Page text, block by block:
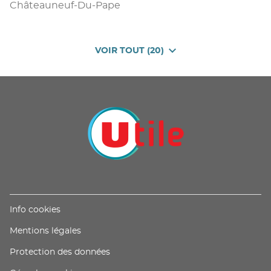
Châteauneuf-Du-Pape
VOIR TOUT (20)
DE
DE
U
PROXIMITÉ
UTILE
Info cookies(ouvre
une
fenêtre)
Mentions légales(ouvre
une
Protection des données(ouvre